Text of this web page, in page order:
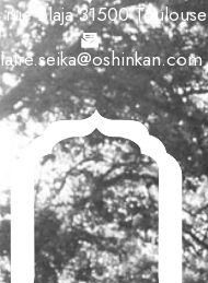
rue Blaja 31500 Toulouse